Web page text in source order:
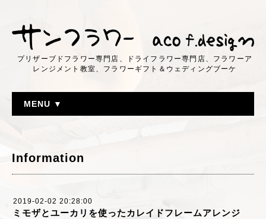
プリザーブドフラワー専門店、ドライフラワー専門店、フラワーア
レンジメント教室、フラワーギフト＆ウェディングブーケ
MENU ▼
Information
2019-02-02 20:28:00
ミモザとユーカリを使ったカレイドフレームアレンジ